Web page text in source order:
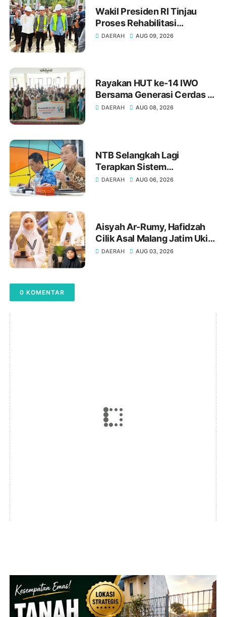
Wakil Presiden RI Tinjau
Proses Rehabilitasi
Jembatan Lumut, Dorong
DAERAH AUG 09, 2026
Rayakan HUT ke-14 IWO
Bersama Generasi Cerdas di
SD Muhammadiyah 16 Bukit
DAERAH AUG 08, 2026
NTB Selangkah Lagi
Terapkan Sistem
Manajemen Talenta ASN
DAERAH AUG 06, 2026
Aisyah Ar-Rumy, Hafidzah
Cilik Asal Malang Jatim Ukir
Prestasi di Dubai
DAERAH AUG 03, 2026
0 KOMENTAR